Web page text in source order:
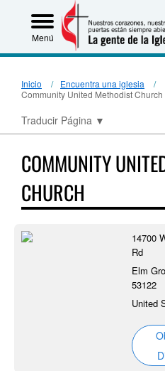
Menú
Inicio
Encuentra una iglesia
Community United Methodist Church
Traducir Página ▼
COMMUNITY
CHURCH
14700
Rd
Elm
53122
United